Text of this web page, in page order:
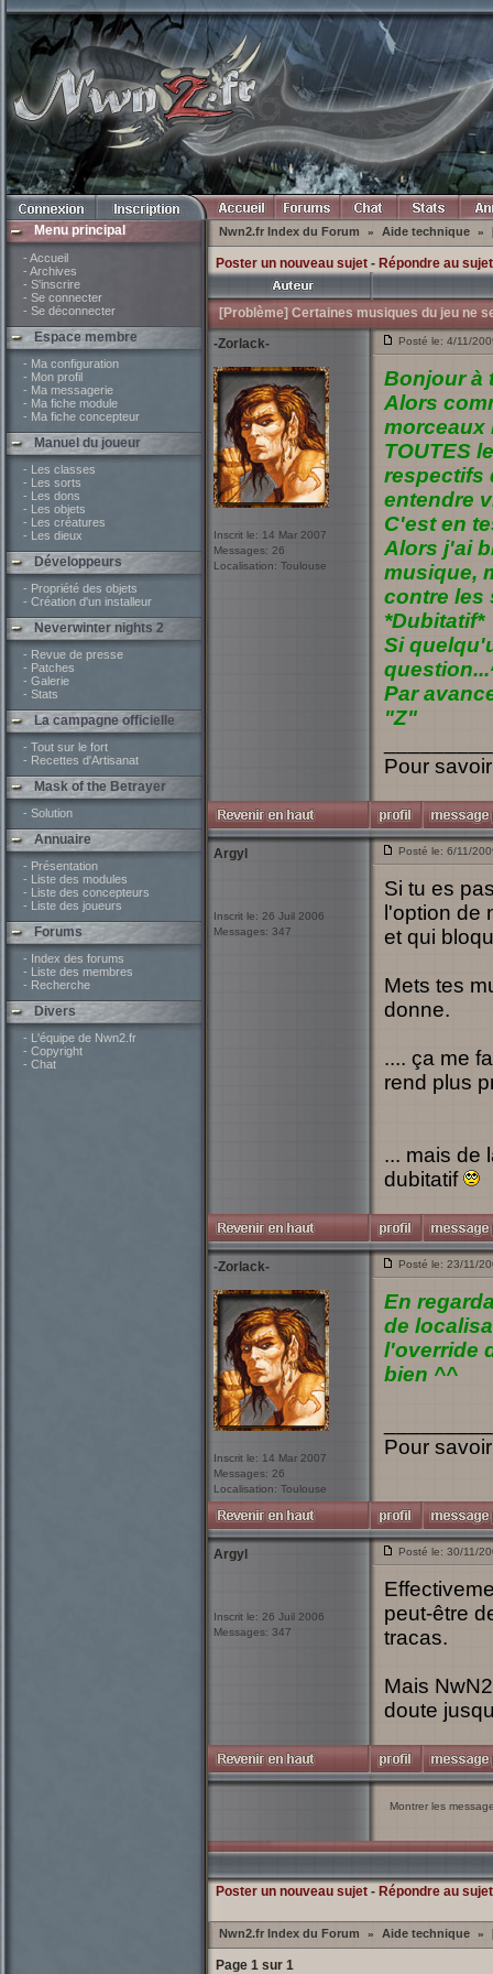
Menu principal
- Accueil
- Archives
- S'inscrire
- Se connecter
- Se déconnecter
Espace membre
- Ma configuration
- Mon profil
- Ma messagerie
- Ma fiche module
- Ma fiche concepteur
Manuel du joueur
- Les classes
- Les sorts
- Les dons
- Les objets
- Les créatures
- Les dieux
Développeurs
- Propriété des objets
- Création d'un installeur
Neverwinter nights 2
- Revue de presse
- Patches
- Galerie
- Stats
La campagne officielle
- Tout sur le fort
- Recettes d'Artisanat
Mask of the Betrayer
- Solution
Annuaire
- Présentation
- Liste des modules
- Liste des concepteurs
- Liste des joueurs
Forums
- Index des forums
- Liste des membres
- Recherche
Divers
- L'équipe de Nwn2.fr
- Copyright
- Chat
Nwn2.fr Index du Forum » Aide technique »
Poster un nouveau sujet- Répondre au sujet
[Problème] Certaines musiques du jeu ne
-Zorlack-
Inscrit le: 14 Mar 2007
Messages: 26
Localisation: Toulouse
Posté le: 4/11/
Bonjour à
Alors
morceaux
TOUTES
respectifs
entendre
C'est en
Alors j'ai
musique,
contre les
*Dubitatif*
Si
Par
"Z"
Pour
Argyl
Inscrit le: 26 Juil 2006
Messages: 347
Posté le: 6/11/
Si tu es
l'option de
et qui
Mets tes
donne.
.... ça me
rend plus
... mais de
dubitatif
-Zorlack-
Inscrit le: 14 Mar 2007
Messages: 26
Localisation: Toulouse
Posté le: 23/11/
En
de
l'override
bien ^^
Pour
Argyl
Inscrit le: 26 Juil 2006
Messages: 347
Posté le: 30/11/
peut-être
tracas.
Mais
doute
Montrer les
Poster un nouveau sujet- Répondre au sujet
Nwn2.fr Index du Forum » Aide technique »
Page 1sur 1